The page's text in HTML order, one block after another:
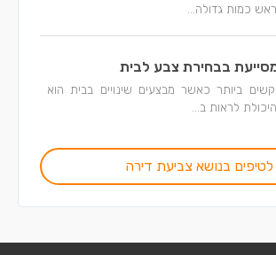
כמות גדולה...
בבחירת צבע לבית
ביותר כאשר מבצעים שינויים בבית הוא
לראות ב...
לטיפים בנושא צביעת דירה